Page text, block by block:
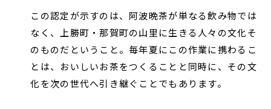
この認定が示すのは、阿波晩茶が単なる飲み物では
なく、上勝町・那賀町の山里に生きる人々の文化そ
のものだということ。毎年夏にこの作業に携わるこ
とは、おいしいお茶をつくることと同時に、その文
化を次の世代へ引き継ぐことでもあります。